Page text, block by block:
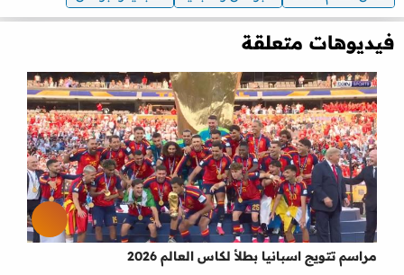
فيديوهات متعلقة
مراسم تتويج اسبانيا بطلأ لكاس العالم 2026